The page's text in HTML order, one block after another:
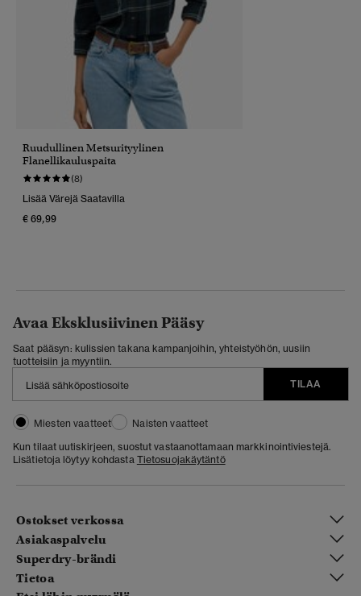
Ruudullinen Metsurityylinen
Flanellikauluspaita
(8)
Lisää Värejä Saatavilla
€ 69,99
Avaa Eksklusiivinen Pääsy
Saat pääsyn: kulissien takana kampanjoihin, yhteistyöhön, uusiin
tuotteisiin ja myyntiin.
TILAA
Miesten vaatteet
Naisten vaatteet
Kun tilaat uutiskirjeen, suostut vastaanottamaan markkinointiviestejä.
Lisätietoja löytyy kohdasta Tietosuojakäytäntö
Ostokset verkossa
Asiakaspalvelu
Superdry-brändi
Tietoa